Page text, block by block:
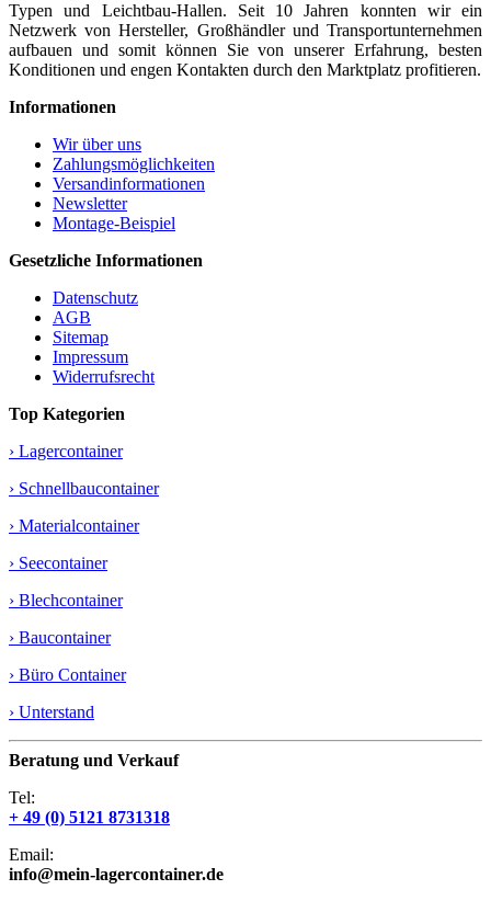
Typen und Leichtbau-Hallen. Seit 10 Jahren konnten wir ein
Netzwerk von Hersteller, Großhändler und Transportunternehmen
aufbauen und somit können Sie von unserer Erfahrung, besten
Konditionen und engen Kontakten durch den Marktplatz profitieren.
Informationen
Wir über uns
Zahlungsmöglichkeiten
Versandinformationen
Newsletter
Montage-Beispiel
Gesetzliche Informationen
Datenschutz
AGB
Sitemap
Impressum
Widerrufsrecht
Top Kategorien
› Lagercontainer
› Schnellbaucontainer
› Materialcontainer
› Seecontainer
› Blechcontainer
› Baucontainer
› Büro Container
› Unterstand
Beratung und Verkauf
Tel:
+ 49 (0) 5121 8731318
Email:
info@mein-lagercontainer.de